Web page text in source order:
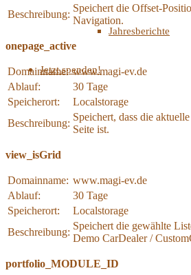
Jahresberichte
Jetzt spenden!
Beschreibung:
Speichert die Offset-
Navigation.
onepage_active
Domainname: www.magi-ev.de
Ablauf:
30 Tage
Speicherort:
Localstorage
Beschreibung:
Speichert, dass die
Seite ist.
view_isGrid
Domainname: www.magi-ev.de
Ablauf:
30 Tage
Speicherort:
Localstorage
Beschreibung:
Speichert die gewählte
Demo CarDealer /
portfolio_MODULE_ID